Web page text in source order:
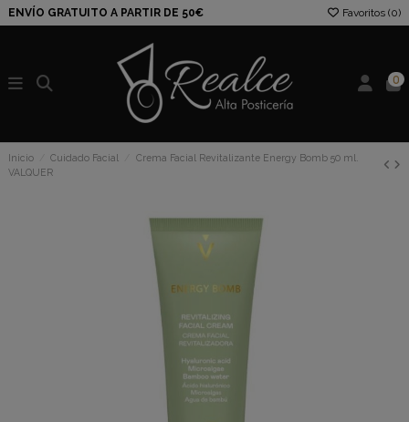
ENVÍO GRATUITO A PARTIR DE 50€ Favoritos (0)
0
Inicio Cuidado Facial
Crema Facial Revitalizante Energy Bomb 50 ml.
VALQUER